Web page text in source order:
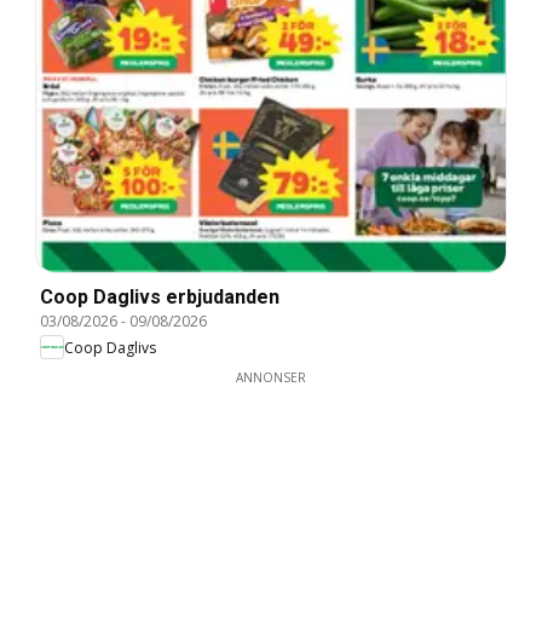
Coop Daglivs erbjudanden
03/08/2026- 09/08/2026
Coop Daglivs
ANNONSER